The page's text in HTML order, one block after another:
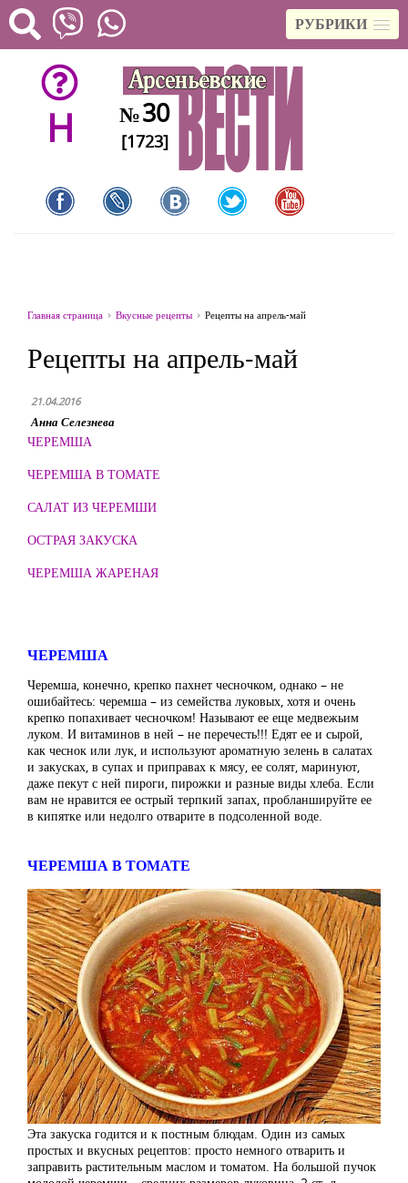
РУБРИКИ
H №30
[1723]
Главная страница Вкусные рецепты Рецепты на апрель-май
Рецепты на апрель-май
21.04.2016
Анна Селезнева
ЧЕРЕМША
ЧЕРЕМША В ТОМАТЕ
САЛАТ ИЗ ЧЕРЕМШИ
ОСТРАЯ ЗАКУСКА
ЧЕРЕМША ЖАРЕНАЯ
ЧЕРЕМША
Черемша, конечно, крепко пахнет чесночком, однако – не
ошибайтесь: черемша – из семейства луковых, хотя и очень
крепко попахивает чесночком! Называют ее еще медвежьим
луком. И витаминов в ней – не перечесть!!! Едят ее и сырой,
как чеснок или лук, и используют ароматную зелень в салатах
и закусках, в супах и приправах к мясу, ее солят, маринуют,
даже пекут с ней пироги, пирожки и разные виды хлеба. Если
вам не нравится ее острый терпкий запах, пробланшируйте ее
в кипятке или недолго отварите в подсоленной воде.
ЧЕРЕМША В ТОМАТЕ
Эта закуска годится и к постным блюдам. Один из самых
простых и вкусных рецептов: просто немного отварить и
заправить растительным маслом и томатом. На большой пучок